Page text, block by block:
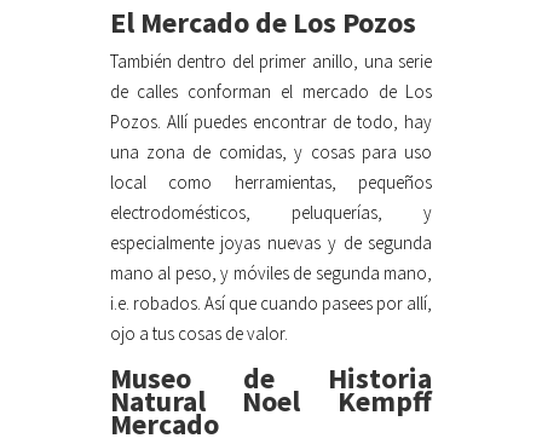
El Mercado de Los Pozos
También dentro del primer anillo, una serie
de calles conforman el mercado de Los
Pozos. Allí puedes encontrar de todo, hay
una zona de comidas, y cosas para uso
local como herramientas, pequeños
electrodomésticos, peluquerías, y
especialmente joyas nuevas y de segunda
mano al peso, y móviles de segunda mano,
i.e. robados. Así que cuando pasees por allí,
ojo a tus cosas de valor.
Museo de Historia
Natural Noel Kempff
Mercado